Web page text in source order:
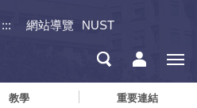
::: 網站導覽 NUST
教學 重要連結